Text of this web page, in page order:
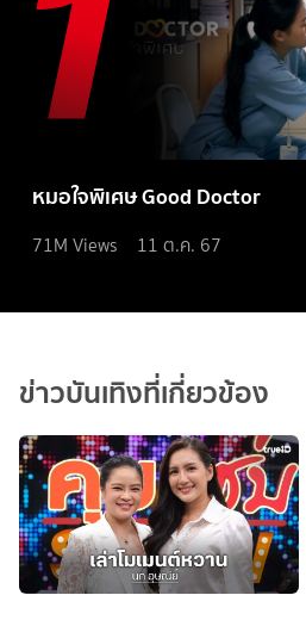
หมอใจพิเศษ Good Doctor
71M Views 11 ต.ค. 67
ข่าวบันเทิงที่เกี่ยวข้อง